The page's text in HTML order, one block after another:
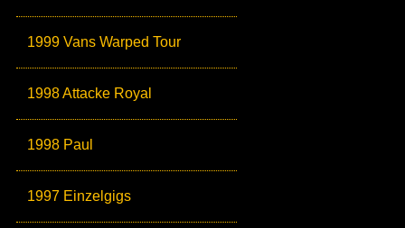
1999 Vans Warped Tour
1998 Attacke Royal
1998 Paul
1997 Einzelgigs